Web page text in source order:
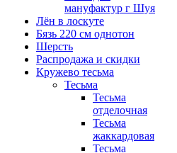
мануфактур г Шуя
Лён в лоскуте
Бязь 220 см однотон
Шерсть
Распродажа и скидки
Кружево тесьма
Тесьма
Тесьма
отделочная
Тесьма
жаккардовая
Тесьма